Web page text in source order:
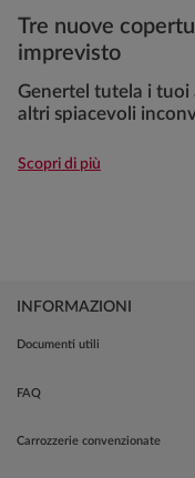
Tre nuove
imprevisto
Genertel tutela i tuoi
altri spiacevoli
Scopri di più
INFORMAZIONI
Documenti utili
FAQ
Carrozzerie convenzionate